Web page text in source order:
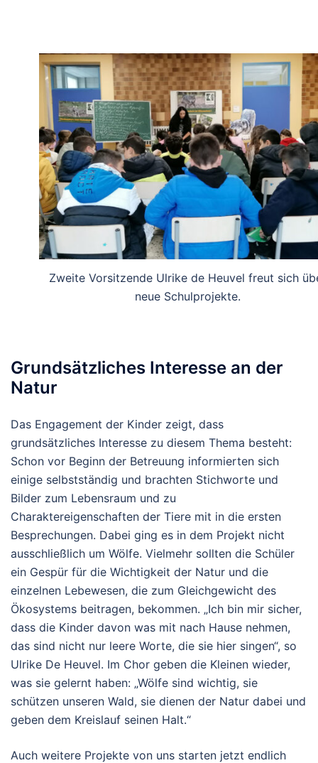
Zweite Vorsitzende Ulrike de Heuvel freut sich
neue Schulprojekte.
Grundsätzliches Interesse an der
Natur
Das Engagement der Kinder zeigt, dass
grundsätzliches Interesse zu diesem Thema besteht:
Schon vor Beginn der Betreuung informierten sich
einige selbstständig und brachten Stichworte und
Bilder zum Lebensraum und zu
Charaktereigenschaften der Tiere mit in die ersten
Besprechungen. Dabei ging es in dem Projekt nicht
ausschließlich um Wölfe. Vielmehr sollten die Schüler
ein Gespür für die Wichtigkeit der Natur und die
einzelnen Lebewesen, die zum Gleichgewicht des
Ökosystems beitragen, bekommen. „Ich bin mir sicher,
dass die Kinder davon was mit nach Hause nehmen,
das sind nicht nur leere Worte, die sie hier singen“, so
Ulrike De Heuvel. Im Chor geben die Kleinen wieder,
was sie gelernt haben: „Wölfe sind wichtig, sie
schützen unseren Wald, sie dienen der Natur dabei und
geben dem Kreislauf seinen Halt.“
Auch weitere Projekte von uns starten jetzt endlich